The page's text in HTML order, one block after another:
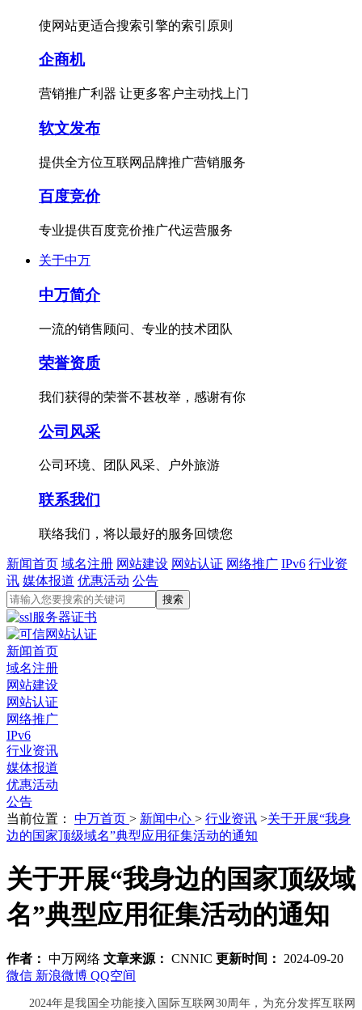
使网站更适合搜索引擎的索引原则
企商机
营销推广利器 让更多客户主动找上门
软文发布
提供全方位互联网品牌推广营销服务
百度竞价
专业提供百度竞价推广代运营服务
关于中万
中万简介
一流的销售顾问、专业的技术团队
荣誉资质
我们获得的荣誉不甚枚举，感谢有你
公司风采
公司环境、团队风采、户外旅游
联系我们
联络我们，将以最好的服务回馈您
新闻首页 域名注册 网站建设 网站认证 网络推广 IPv6 行业资
讯 媒体报道 优惠活动 公告
新闻首页
域名注册
网站建设
网站认证
网络推广
IPv6
行业资讯
媒体报道
优惠活动
公告
当前位置： 中万首页 > 新闻中心 > 行业资讯 >关于开展“我身
边的国家顶级域名”典型应用征集活动的通知
关于开展“我身边的国家顶级域
名”典型应用征集活动的通知
作者： 中万网络 文章来源： CNNIC 更新时间： 2024-09-20
微信 新浪微博 QQ空间
2024年是我国全功能接入国际互联网30周年，为充分发挥互联网